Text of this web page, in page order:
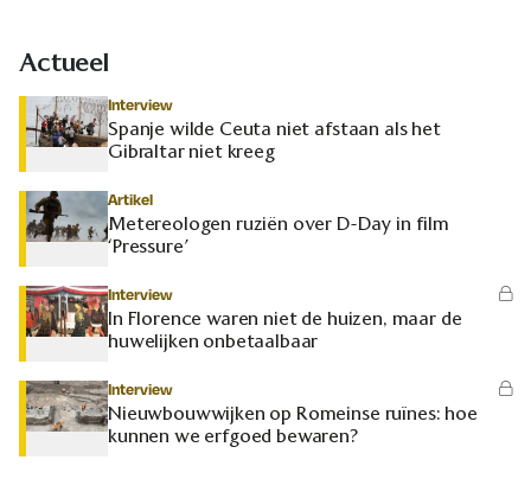
Actueel
Interview
Spanje wilde Ceuta niet afstaan als het
Gibraltar niet kreeg
Artikel
Metereologen ruziën over D-Day in film
‘Pressure’
Interview
In Florence waren niet de huizen, maar de
huwelijken onbetaalbaar
Interview
Nieuwbouwwijken op Romeinse ruïnes: hoe
kunnen we erfgoed bewaren?